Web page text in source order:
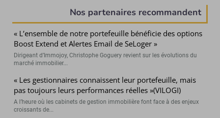
Nos partenaires recommandent
« L’ensemble de notre portefeuille bénéficie des options
Boost Extend et Alertes Email de SeLoger »
Dirigeant d’Immojoy, Christophe Goguery revient sur les évolutions du
marché immobilier...
« Les gestionnaires connaissent leur portefeuille, mais
pas toujours leurs performances réelles »(VILOGI)
A l’heure où les cabinets de gestion immobilière font face à des enjeux
croissants de...